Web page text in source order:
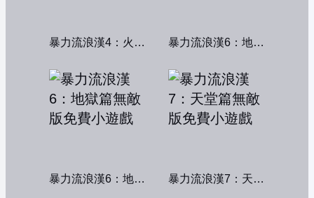
暴力流浪漢4：火線交鋒 暴力流浪漢6：地獄篇
暴力流浪漢6：地獄篇無敵版 暴力流浪漢7：天堂篇無敵版